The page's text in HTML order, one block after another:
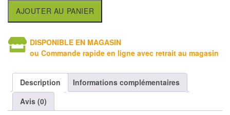
pour
aveugles
Logiciels
d'échecs
Livres
en
anglais
AJOUTER AU PANIER
DISPONIBLE EN MAGASIN
ou Commande rapide en ligne avec retrait au magasin
Description
Informations complémentaires
Avis (0)